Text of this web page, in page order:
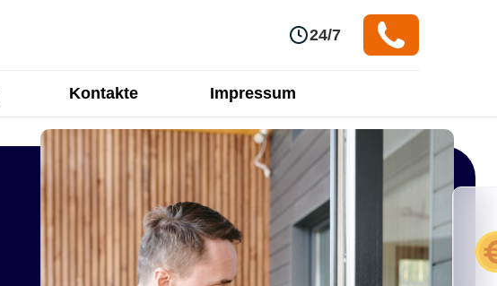
24/7
Kontakte Impressum